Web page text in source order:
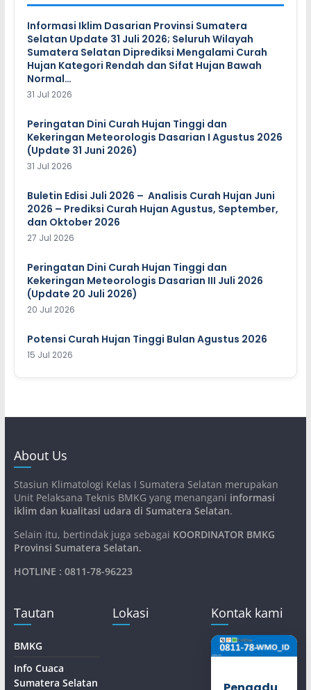
Informasi Iklim Dasarian Provinsi Sumatera
Selatan Update 31 Juli 2026; Seluruh Wilayah
Sumatera Selatan Diprediksi Mengalami Curah
Hujan Kategori Rendah dan Sifat Hujan Bawah
Normal…
31 Jul 2026
Peringatan Dini Curah Hujan Tinggi dan
Kekeringan Meteorologis Dasarian I Agustus 2026
(Update 31 Juni 2026)
31 Jul 2026
Buletin Edisi Juli 2026 – Analisis Curah Hujan Juni
2026 – Prediksi Curah Hujan Agustus, September,
dan Oktober 2026
27 Jul 2026
Peringatan Dini Curah Hujan Tinggi dan
Kekeringan Meteorologis Dasarian III Juli 2026
(Update 20 Juli 2026)
20 Jul 2026
Potensi Curah Hujan Tinggi Bulan Agustus 2026
15 Jul 2026
About Us
Stasiun Klimatologi Kelas I Sumatera Selatan merupakan
Unit Pelaksana Teknis BMKG yang menangani informasi
iklim dan kualitasi udara di Sumatera Selatan.
Selain itu, bertindak juga sebagai KOORDINATOR BMKG
Provinsi Sumatera Selatan.
HOTLINE : 0811-78-96223
Tautan
BMKG
Info Cuaca
Sumatera Selatan
Lokasi Kontak kami